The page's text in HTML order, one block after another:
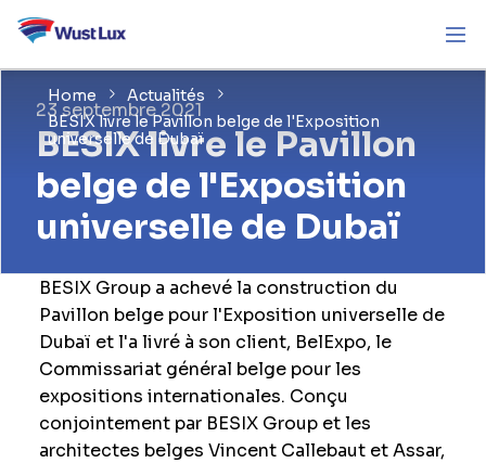
Home
Actualités
BESIX livre le Pavillon belge de l'Exposition
universelle de Dubaï
23 septembre 2021
BESIX livre le Pavillon
belge de l'Exposition
universelle de Dubaï
BESIX Group a achevé la construction du
Pavillon belge pour l'Exposition universelle de
Dubaï et l'a livré à son client, BelExpo, le
Commissariat général belge pour les
expositions internationales. Conçu
conjointement par BESIX Group et les
architectes belges Vincent Callebaut et Assar,